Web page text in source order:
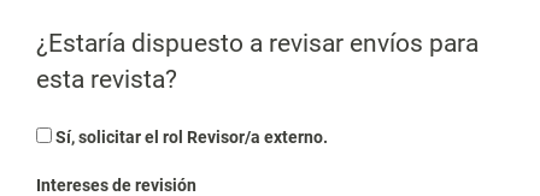
¿Estaría dispuesto a revisar envíos para
esta revista?
Sí, solicitar el rol Revisor/a externo.
Intereses de revisión